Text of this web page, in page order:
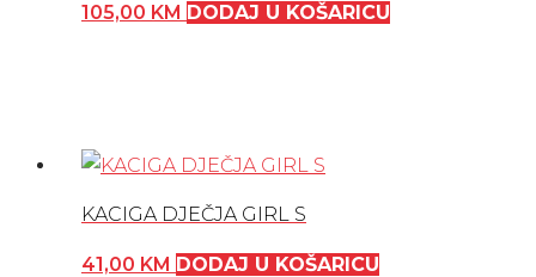
105,00 KM DODAJ U KOŠARICU
KACIGA DJEČJA GIRL S
41,00 KM DODAJ U KOŠARICU